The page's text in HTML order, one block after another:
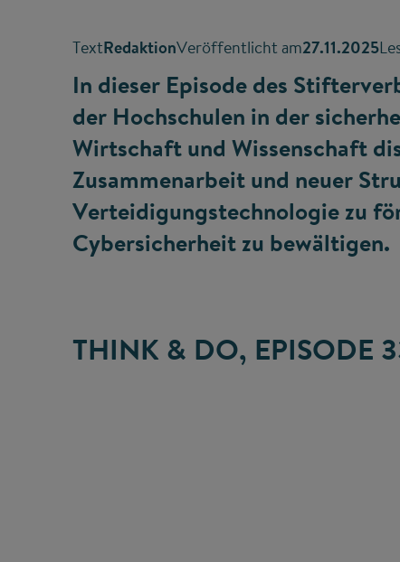
TextRedaktionVeröffentlicht am27.11.2025
In dieser Episode des
der Hochschulen in der
Wirtschaft und Wissenschaft
Zusammenarbeit und neuer
Verteidigungstechnologie zu
Cybersicherheit zu bewältigen.
THINK & DO, EPISODE